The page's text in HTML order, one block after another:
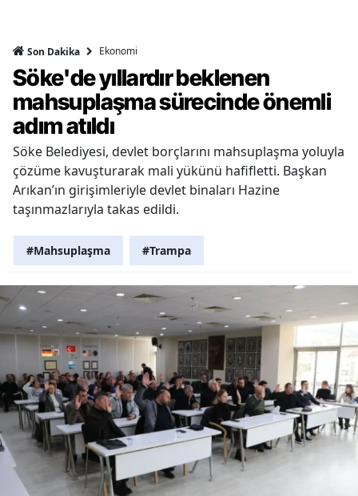
Son Dakika Ekonomi
Söke'de yıllardır beklenen
mahsuplaşma sürecinde önemli
adım atıldı
Söke Belediyesi, devlet borçlarını mahsuplaşma yoluyla
çözüme kavuşturarak mali yükünü hafifletti. Başkan
Arıkan’ın girişimleriyle devlet binaları Hazine
taşınmazlarıyla takas edildi.
#Mahsuplaşma #Trampa